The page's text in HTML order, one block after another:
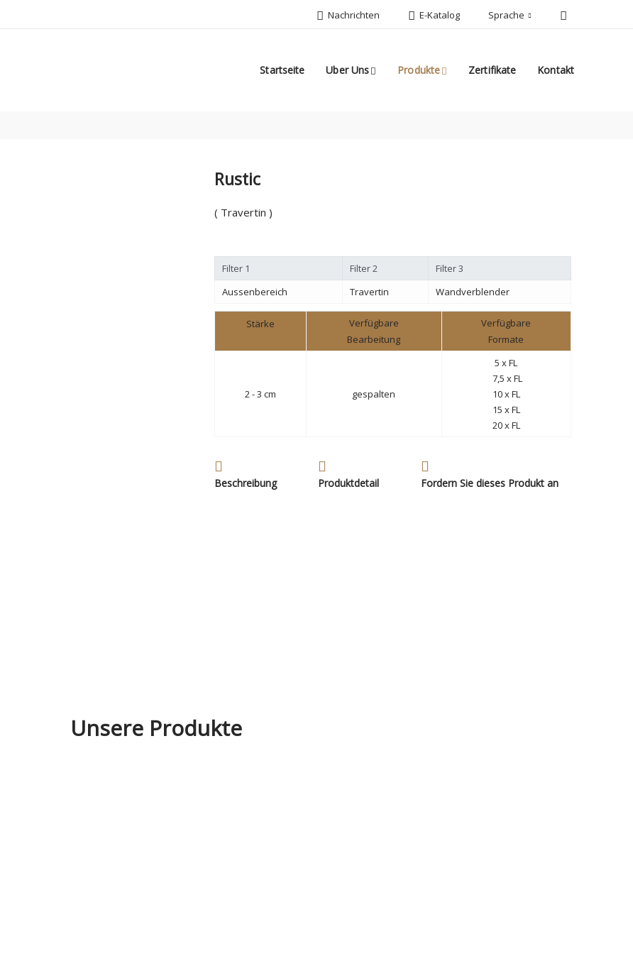
Nachrichten E-Katalog Sprache
Startseite Uber Uns Produkte Zertifikate Kontakt
Rustic
( Travertin )
Filter 1 Filter 2
Filter 3
Aussenbereich
Travertin Wandverblender
Stärke
Verfügbare
Bearbeitung
Verfügbare
Formate
2 - 3 cm gespalten
5 x FL
7,5 x FL
10 x FL
15 x FL
20x FL
Beschreibung Produktdetail Fordern Sie dieses Produkt an
Unsere Produkte